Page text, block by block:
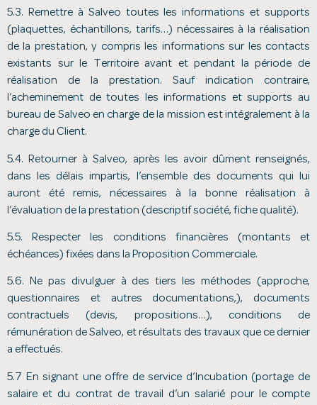
5.3. Remettre à Salveo toutes les informations et supports
(plaquettes, échantillons, tarifs…) nécessaires à la réalisation
de la prestation, y compris les informations sur les contacts
existants sur le Territoire avant et pendant la période de
réalisation de la prestation. Sauf indication contraire,
l’acheminement de toutes les informations et supports au
bureau de Salveo en charge de la mission est intégralement à la
charge du Client.
5.4. Retourner à Salveo, après les avoir dûment renseignés,
dans les délais impartis, l’ensemble des documents qui lui
auront été remis, nécessaires à la bonne réalisation à
l’évaluation de la prestation (descriptif société, fiche qualité).
5.5. Respecter les conditions financières (montants et
échéances) fixées dans la Proposition Commerciale.
5.6. Ne pas divulguer à des tiers les méthodes (approche,
questionnaires et autres documentations,), documents
contractuels (devis, propositions…), conditions de
rémunération de Salveo, et résultats des travaux que ce dernier
a effectués.
5.7 En signant une offre de service d’Incubation (portage de
salaire et du contrat de travail d’un salarié pour le compte